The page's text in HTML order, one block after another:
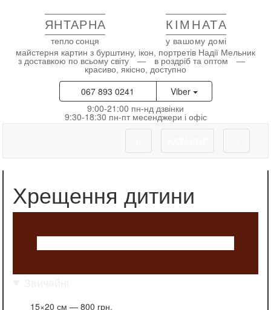
ЯНТАРНА КІМНАТА
тепло сонця у вашому домі
майстерня картин з бурштину, ікон, портретів Надії Мельник
з доставкою по всьому світу — в роздріб та оптом —
красиво, якісно, доступно
067 893 0241
Viber
9:00-21:00 пн-нд дзвінки
9:30-18:30 пн-пт месенджери і офіс
Хрещення дитини
15×20 см — 800 грн.